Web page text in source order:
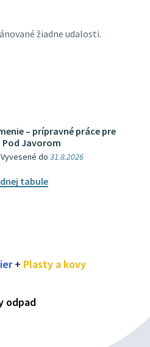
žiadne udalosti.
– prípravné práce pre
Javorom
Vyvesené do31.8.2026
tabule
+ Plasty a kovy
odpad